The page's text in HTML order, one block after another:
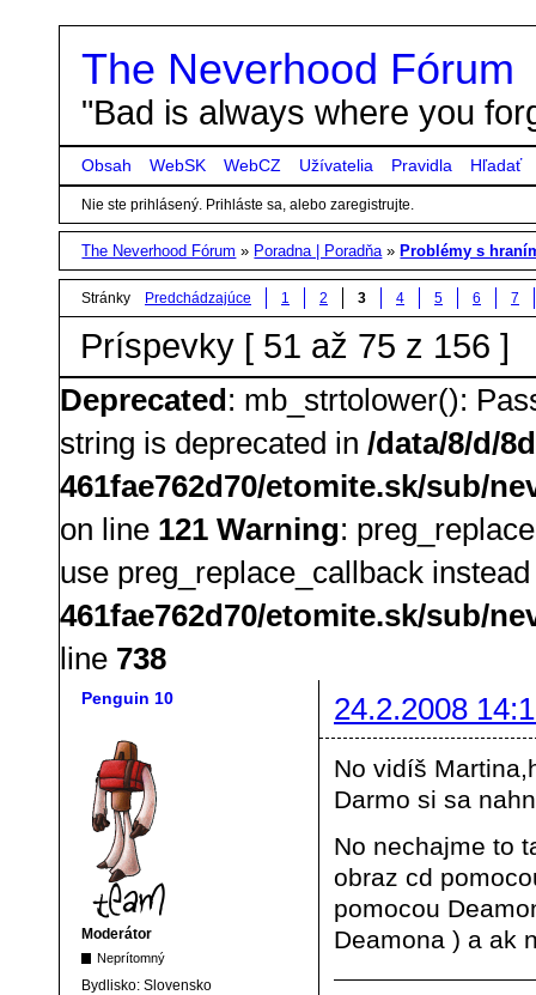
The Neverhood Fórum
"Bad is always where you
Obsah WebSK WebCZ Užívatelia Pravidla Hľadať
Nie ste prihlásený. Prihláste sa, alebo zaregistrujte.
The Neverhood Fórum » Poradna | Poradňa » Problémy s
Stránky Predchádzajúce 1 2 3 4 5 6 7
Príspevky [ 51 až 75 z 156 ]
Deprecated: mb_strtolower():
string is deprecated in /data/8/d/
461fae762d70/etomite.sk/sub/
on line 121 Warning:
use preg_replace_callback
461fae762d70/etomite.sk/sub/
line 738
Penguin 10 24.2.2008
Moderátor
Neprítomný
Bydlisko: Slovensko
No vidíš
Darmo si sa
No nechajme to
obraz cd
pomocou
Deamona ) a ak